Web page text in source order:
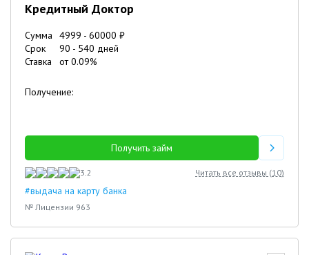
Кредитный Доктор
Сумма 4999 - 60000 ₽
Срок
90 - 540 дней
Ставка
от0.09%
Получение:
Получить займ
3.2 Читать все отзывы (10)
#выдача на карту банка
№ Лицензии 963